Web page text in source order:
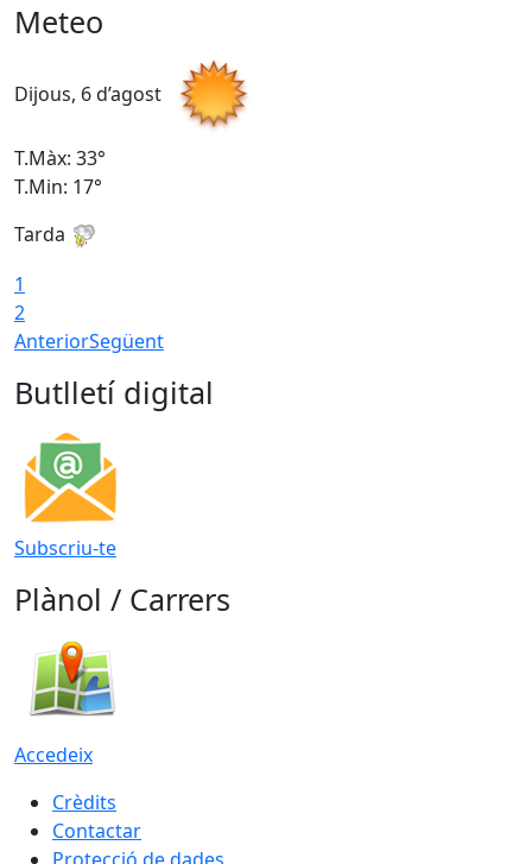
Meteo
Dijous, 6 d’agost
T.Màx: 33°
T.Min: 17°
Tarda
1
2
AnteriorSegüent
Butlletí digital
Subscriu-te
Plànol / Carrers
Accedeix
Crèdits
Contactar